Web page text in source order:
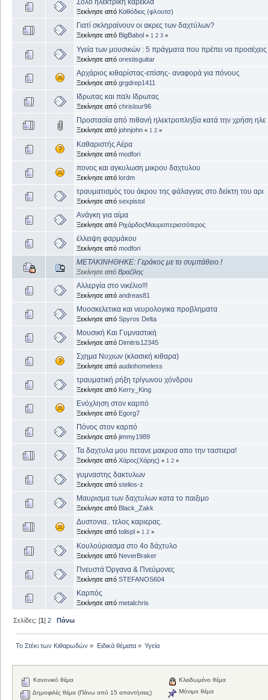
Σόλο ηλεκτρική καρέκλα
Ξεκίνησε από Καθόδιος (φλουτσ)
Γιατί σκληραίνουν οι ακρες των δαχτύλων?
Ξεκίνησε από BigBabol « 1 2 3 »
Υγεία των μουσικών : 5 πράγματα που πρέπει να προσέχεις
Ξεκίνησε από orestisguitar
Αρχάριος κιθαρίστας-επίσης- αναφορά για πόνους
Ξεκίνησε από grgdrep1411
Ιδρωτας και παλι Ιδρωτας
Ξεκίνησε από chrislour96
Προστασία από πιθανή ηλεκτροπληξία κατά την χρήση ηλε
Ξεκίνησε από johnjohn « 1 2 »
Καθαριστής Αέρα
Ξεκίνησε από modfori
πονος και αγκυλωση μικρου δαχτυλου
Ξεκίνησε από lordm
τραυματισμός του άκρου της φάλαγγας στο δείκτη του αρι
Ξεκίνησε από sexpistol
Ανάγκη για αίμα
Ξεκίνησε από ΡιχάρδοςΜαυροπερισσότερος
έλλειψη φαρμάκου
Ξεκίνησε από modfori
ΜΕΤΑΚΙΝΗΘΗΚΕ: Γεράκος με το συμπάθειο.!
Ξεκίνησε από Βραζίλης
Αλλεργία στο νικέλιο!!!
Ξεκίνησε από andreas81
Μυοσκελετικα και νευρολογικα προβληματα
Ξεκίνησε από Spyros Delta
Μουσική Και Γυμναστική
Ξεκίνησε από Dimitris12345
Σχημα Νυχιων (κλασική κιθαρα)
Ξεκίνησε από audiohomeless
τραυματική ρήξη τρίγωνου χόνδρου
Ξεκίνησε από Kerry_King
Ενόχληση στον καρπό
Ξεκίνησε από Egorg7
Πόνος στον καρπό
Ξεκίνησε από jimmy1989
Τα δαχτυλα μου πετανε μακρυα απο την ταστιερα!
Ξεκίνησε από Χάρος(Χάρης) « 1 2 »
γυμναστης δακτυλων
Ξεκίνησε από stelios-z
Μαυρισμα των δαχτυλων κατα το παιξιμο
Ξεκίνησε από Black_Zakk
Δυστονια.. τελος καριερας.
Ξεκίνησε από tolispl « 1 2 »
Κουλούριασμα στο 4ο δάχτυλο
Ξεκίνησε από NeverBraker
Πνευστά Όργανα & Πνεύμονες
Ξεκίνησε από STEFANOS604
Καρπός
Ξεκίνησε από metalchris
Σελίδες: [1]2 Πάνω
Το Στέκι των Κιθαρωδών » Ειδικά θέματα» Υγεία
Κανονικό θέμα
Δημοφιλές θέμα (Πάνω από 15 απαντήσεις)
Κλειδωμένο θέμα
Μόνιμο θέμα